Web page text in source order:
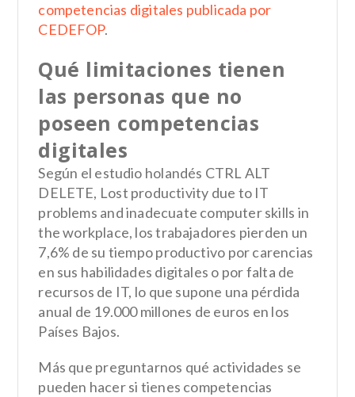
competencias digitales publicada por
CEDEFOP.
Qué limitaciones tienen
las personas que no
poseen competencias
digitales
Según el estudio holandés CTRL ALT
DELETE, Lost productivity due to IT
problems and inadecuate computer skills in
the workplace, los trabajadores pierden un
7,6% de su tiempo productivo por carencias
en sus habilidades digitales o por falta de
recursos de IT, lo que supone una pérdida
anual de 19.000 millones de euros en los
Países Bajos.
Más que preguntarnos qué actividades se
pueden hacer si tienes competencias